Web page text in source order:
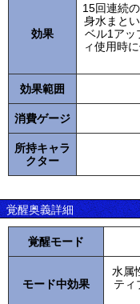
効果
15回連続
身水まと
ベル1アッ
ィ使用時
効果範囲
消費ゲージ
所持キャラ
クター
覚醒奥義詳細
覚醒モード
モード中効果
水属
ティ